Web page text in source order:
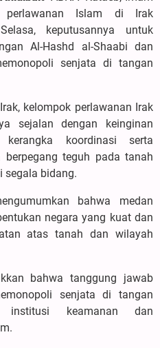
Islam di Irak
keputusannya untuk
Al-Hashd al-Shaabi dan
senjata di tangan
kelompok perlawanan Irak
sejalan dengan keinginan
koordinasi serta
berpegang teguh pada tanah
segala bidang.
bahwa medan
negara yang kuat dan
atas tanah dan wilayah
bahwa tanggung jawab
senjata di tangan
institusi keamanan dan